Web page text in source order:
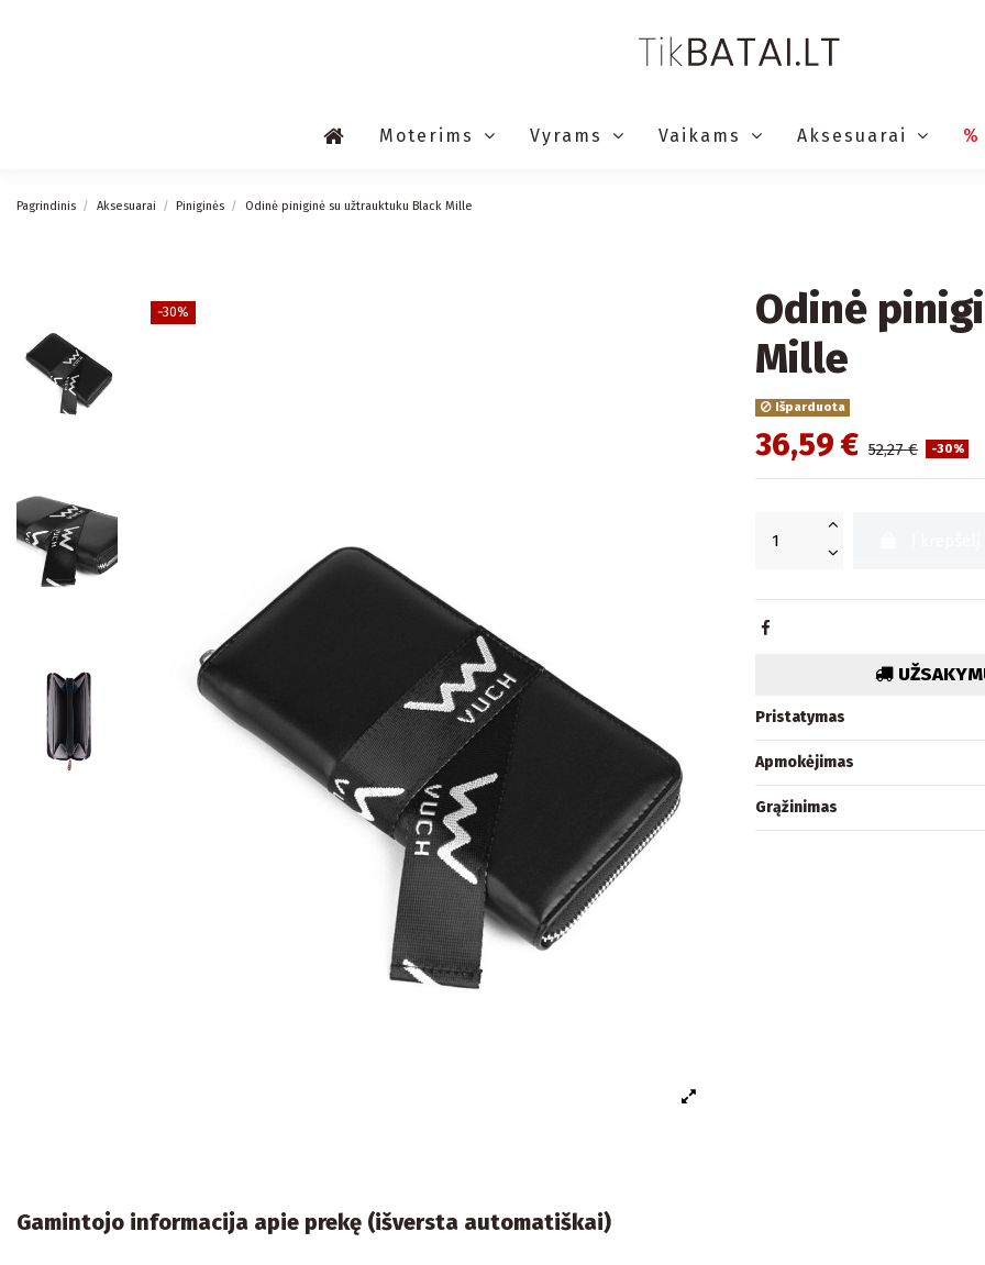
Moterims Vyrams Vaikams Aksesuarai %
Pagrindinis Aksesuarai Piniginės Odinė piniginė su užtrauktuku Black Mille
−30%
Odinė
Mille
Išparduota
36,59 € 52,27 € -30%
Pristatymas
Apmokėjimas
Grąžinimas
Gamintojo informacija apie prekę (išversta automatiškai)